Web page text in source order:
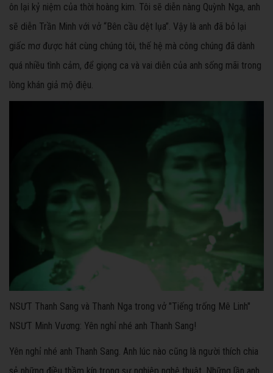
ôn lại kỷ niệm của thời hoàng kim. Tôi sẽ diễn nàng Quỳnh Nga, anh
sẽ diễn Trần Minh với vở “Bên cầu dệt lụa”. Vậy là anh đã bỏ lại
giấc mơ được hát cùng chúng tôi, thế hệ mà công chúng đã dành
quá nhiều tình cảm, để giọng ca và vai diễn của anh sống mãi trong
lòng khán giả mộ điệu.
NSƯT Thanh Sang và Thanh Nga trong vở "Tiếng trống Mê Linh"
NSƯT Minh Vương: Yên nghỉ nhé anh Thanh Sang​!
Yên nghỉ nhé anh Thanh Sang. Anh lúc nào cũng là người thích chia